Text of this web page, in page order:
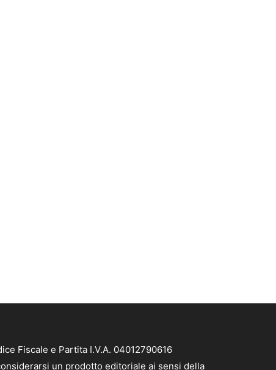
Fiscale e Partita I.V.A. 04012790616
un prodotto editoriale ai sensi della